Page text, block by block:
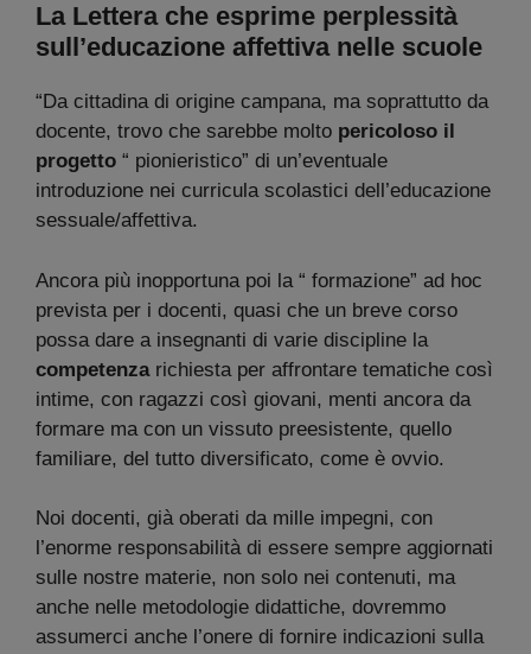
La Lettera che esprime perplessità
sull’educazione affettiva nelle scuole
“Da cittadina di origine campana, ma soprattutto da
docente, trovo che sarebbe molto pericoloso il
progetto “ pionieristico” di un’eventuale
introduzione nei curricula scolastici dell’educazione
sessuale/affettiva.
Ancora più inopportuna poi la “ formazione” ad hoc
prevista per i docenti, quasi che un breve corso
possa dare a insegnanti di varie discipline la
competenzarichiesta per affrontare tematiche così
intime, con ragazzi così giovani, menti ancora da
formare ma con un vissuto preesistente, quello
familiare, del tutto diversificato, come è ovvio.
Noi docenti, già oberati da mille impegni, con
l’enorme responsabilità di essere sempre aggiornati
sulle nostre materie, non solo nei contenuti, ma
anche nelle metodologie didattiche, dovremmo
assumerci anche l’onere di fornire indicazioni sulla